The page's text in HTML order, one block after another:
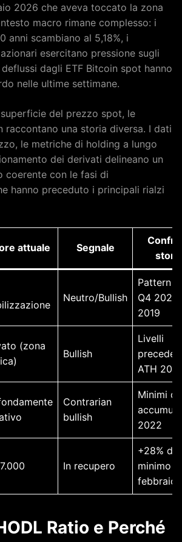
2026 che aveva toccato la zona
macro rimane complesso: i
anni scambiano al 5,18%, i
esercitano pressione sugli
dagli ETF Bitcoin spot hanno
nelle ultime settimane.
del prezzo spot, le
raccontano una storia diversa. I dati
le metriche di holding a lungo
dei derivati delineano un
coerente con le fasi di
hanno preceduto i principali rialzi
attuale Segnale
Neutro/Bullish
Pattern
Q4 2022,
2019
(zona
Bullish
Livelli
ATH
Contrarian
bullish
Minimi di
2022
In recupero
+28% dal
minimo di
febbraio
Ratio e Perché